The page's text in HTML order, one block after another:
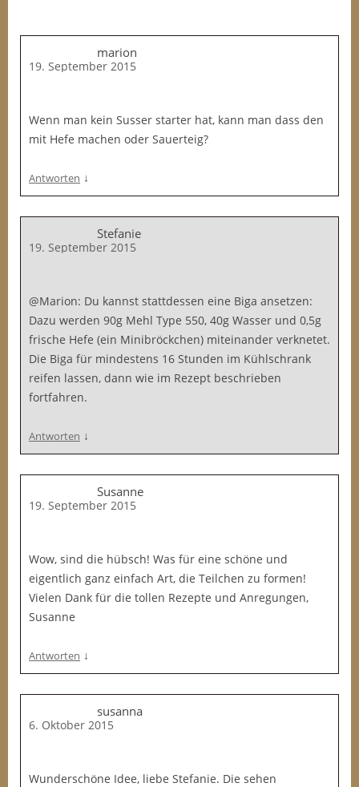
marion
19. September 2015
Wenn man kein Susser starter hat, kann man dass den
mit Hefe machen oder Sauerteig?
Antworten ↓
Stefanie
19. September 2015
@Marion: Du kannst stattdessen eine Biga ansetzen:
Dazu werden 90g Mehl Type 550, 40g Wasser und 0,5g
frische Hefe (ein Minibröckchen) miteinander verknetet.
Die Biga für mindestens 16 Stunden im Kühlschrank
reifen lassen, dann wie im Rezept beschrieben
fortfahren.
Antworten ↓
Susanne
19. September 2015
Wow, sind die hübsch! Was für eine schöne und
eigentlich ganz einfach Art, die Teilchen zu formen!
Vielen Dank für die tollen Rezepte und Anregungen,
Susanne
Antworten ↓
susanna
6. Oktober 2015
Wunderschöne Idee, liebe Stefanie. Die sehen